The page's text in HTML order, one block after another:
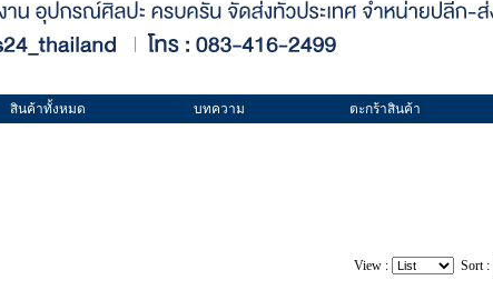
สินค้าทั้งหมด บทความ ตะกร้าสินค้า
View : Sort :